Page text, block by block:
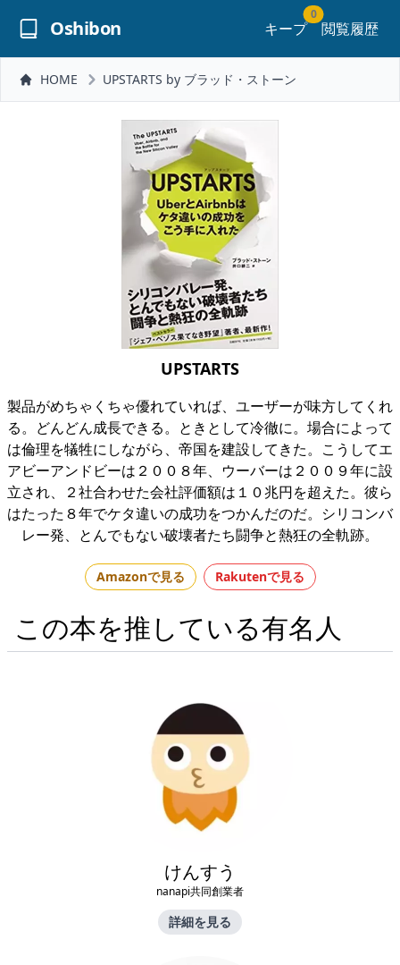
Oshibon キープ
0
閲覧履歴
HOME UPSTARTS by ブラッド・ストーン
UPSTARTS
製品がめちゃくちゃ優れていれば、ユーザーが味方してくれ
る。どんどん成長できる。ときとして冷徹に。場合によって
は倫理を犠牲にしながら、帝国を建設してきた。こうしてエ
アビーアンドビーは２００８年、ウーバーは２００９年に設
立され、２社合わせた会社評価額は１０兆円を超えた。彼ら
はたった８年でケタ違いの成功をつかんだのだ。シリコンバ
レー発、とんでもない破壊者たち闘争と熱狂の全軌跡。
Amazonで見る Rakutenで見る
この本を推している有名人
けんすう
nanapi共同創業者
詳細を見る